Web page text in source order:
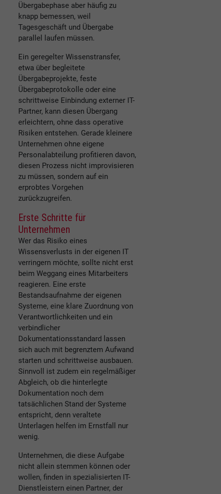
Übergabephase aber häufig zu
knapp bemessen, weil
Tagesgeschäft und Übergabe
parallel laufen müssen.
Ein geregelter Wissenstransfer,
etwa über begleitete
Übergabeprojekte, feste
Übergabeprotokolle oder eine
schrittweise Einbindung externer IT-
Partner, kann diesen Übergang
erleichtern, ohne dass operative
Risiken entstehen. Gerade kleinere
Unternehmen ohne eigene
Personalabteilung profitieren davon,
diesen Prozess nicht improvisieren
zu müssen, sondern auf ein
erprobtes Vorgehen
zurückzugreifen.
Erste Schritte für
Unternehmen
Wer das Risiko eines
Wissensverlusts in der eigenen IT
verringern möchte, sollte nicht erst
beim Weggang eines Mitarbeiters
reagieren. Eine erste
Bestandsaufnahme der eigenen
Systeme, eine klare Zuordnung von
Verantwortlichkeiten und ein
verbindlicher
Dokumentationsstandard lassen
sich auch mit begrenztem Aufwand
starten und schrittweise ausbauen.
Sinnvoll ist zudem ein regelmäßiger
Abgleich, ob die hinterlegte
Dokumentation noch dem
tatsächlichen Stand der Systeme
entspricht, denn veraltete
Unterlagen helfen im Ernstfall nur
wenig.
Unternehmen, die diese Aufgabe
nicht allein stemmen können oder
wollen, finden in spezialisierten IT-
Dienstleistern einen Partner, der